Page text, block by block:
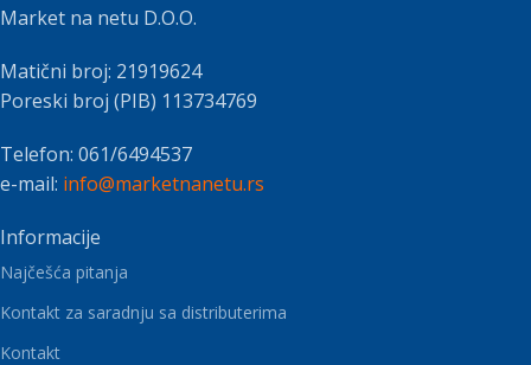
Market na netu D.O.O.
Matični broj: 21919624
Poreski broj (PIB) 113734769
Telefon: 061/6494537
e-mail: info@marketnanetu.rs
Informacije
Najčešća pitanja
Kontakt za saradnju sa distributerima
Kontakt